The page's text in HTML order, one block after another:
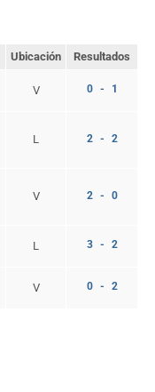
Ubicación
Resultados
V 0 - 1
L 2 - 2
V 2 - 0
L 3 - 2
V 0 - 2